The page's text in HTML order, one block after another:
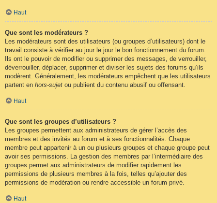
Haut
Que sont les modérateurs ?
Les modérateurs sont des utilisateurs (ou groupes d’utilisateurs) dont le
travail consiste à vérifier au jour le jour le bon fonctionnement du forum.
Ils ont le pouvoir de modifier ou supprimer des messages, de verrouiller,
déverrouiller, déplacer, supprimer et diviser les sujets des forums qu’ils
modèrent. Généralement, les modérateurs empêchent que les utilisateurs
partent en hors-sujet ou publient du contenu abusif ou offensant.
Haut
Que sont les groupes d’utilisateurs ?
Les groupes permettent aux administrateurs de gérer l’accès des
membres et des invités au forum et à ses fonctionnalités. Chaque
membre peut appartenir à un ou plusieurs groupes et chaque groupe peut
avoir ses permissions. La gestion des membres par l’intermédiaire des
groupes permet aux administrateurs de modifier rapidement les
permissions de plusieurs membres à la fois, telles qu’ajouter des
permissions de modération ou rendre accessible un forum privé.
Haut